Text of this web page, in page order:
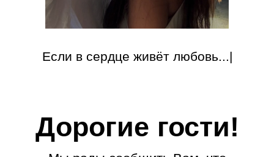
Если в сердце живёт любовь...|
Дорогие гости!